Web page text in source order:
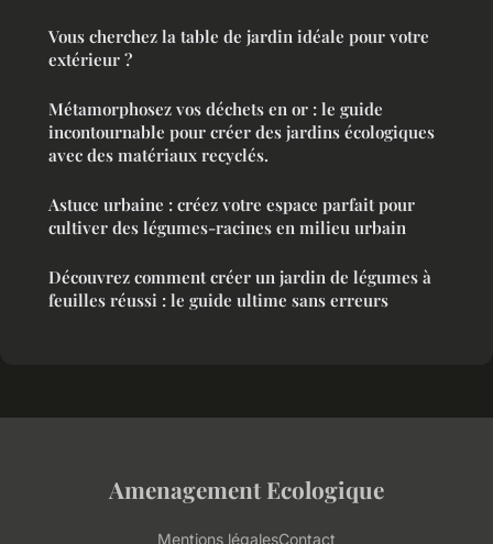
Vous cherchez la table de jardin idéale pour votre
extérieur ?
Métamorphosez vos déchets en or : le guide
incontournable pour créer des jardins écologiques
avec des matériaux recyclés.
Astuce urbaine : créez votre espace parfait pour
cultiver des légumes-racines en milieu urbain
Découvrez comment créer un jardin de légumes à
feuilles réussi : le guide ultime sans erreurs
Amenagement Ecologique
Mentions légalesContact